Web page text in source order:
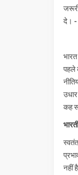
दे।
पहले
कह
नहीं